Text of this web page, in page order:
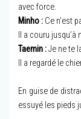
avec force.
Minho : Ce n’est
Il a couru
Taemin :Je ne te
Il a regardé le
En guise de
essuyé les pieds